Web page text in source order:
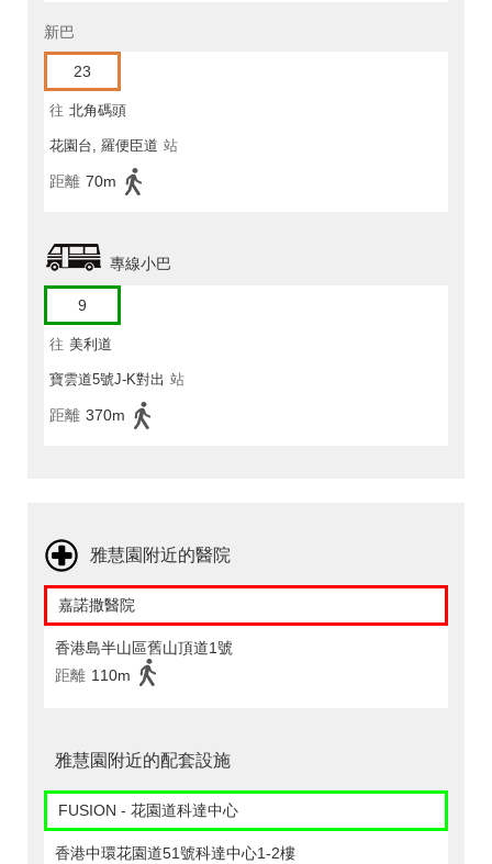
新巴
23
往 北角碼頭
花園台, 羅便臣道 站
距離 70m
專線小巴
9
往 美利道
寶雲道5號J-K對出 站
距離 370m
雅慧園附近的醫院
嘉諾撒醫院
香港島半山區舊山頂道1號
距離 110m
雅慧園附近的配套設施
FUSION - 花園道科達中心
香港中環花園道51號科達中心1-2樓